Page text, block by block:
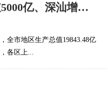
深圳各区经济“半年报”出炉，南山破5000亿、深汕增速30.2%
全市地区生产总值19843.48亿
各区上...